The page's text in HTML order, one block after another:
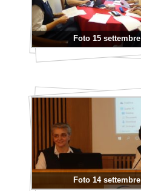
Foto 15 settembre
Foto 14 settembre